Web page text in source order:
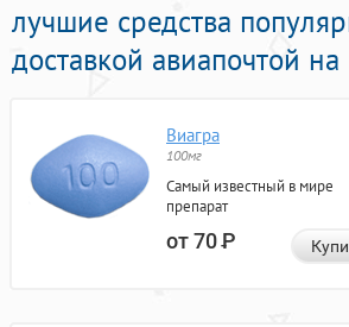
лучшие средства
доставкой авиапочтой
Виагра
100мг
Самый известный в мире
препарат
от 70Р